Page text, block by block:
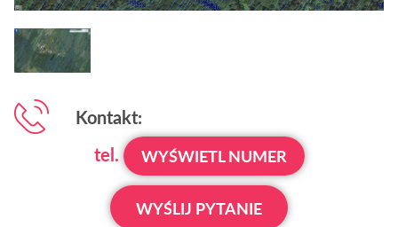
Kontakt:
tel.
WYŚWIETL NUMER
WYŚLIJ PYTANIE